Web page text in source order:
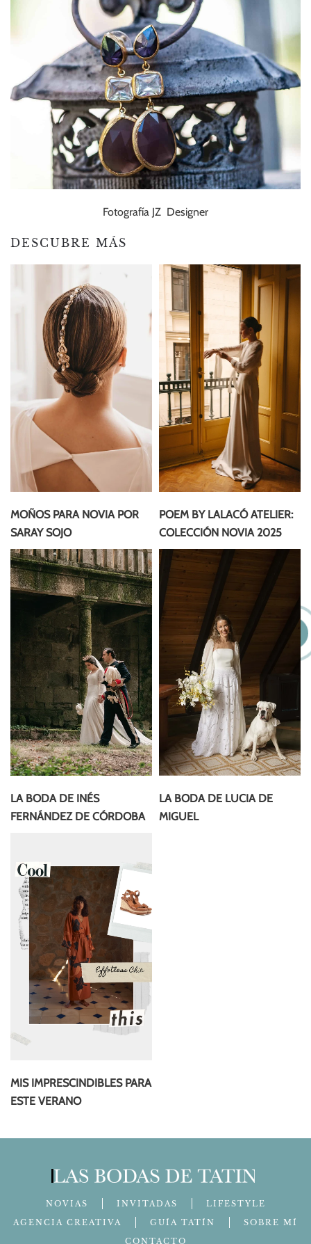
Fotografía JZ Designer
DESCUBRE MÁS
MOÑOS PARA NOVIA POR
SARAY SOJO
POEM BY LALACÓ ATELIER:
COLECCIÓN NOVIA 2025
LA BODA DE INÉS
FERNÁNDEZ DE CÓRDOBA
LA BODA DE LUCIA DE
MIGUEL
MIS IMPRESCINDIBLES PARA
ESTE VERANO
NOVIAS INVITADAS
LIFESTYLE
AGENCIA CREATIVA
GUÍA TATÍN
SOBRE MÍ
CONTACTO